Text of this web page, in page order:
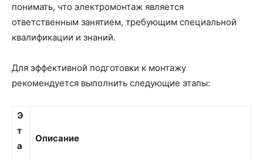
понимать, что электромонтаж является
ответственным занятием, требующим специальной
квалификации и знаний.
Для эффективной подготовки к монтажу
рекомендуется выполнить следующие этапы:
Э
т
а
Описание